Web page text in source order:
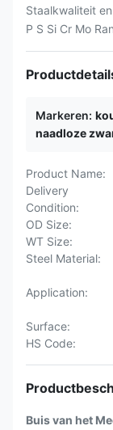
Staalkwaliteit
P S Si Cr Mo
Markeren:
naadloze
Product Name:
Delivery
Condition:
OD Size:
WT Size:
Steel Material:
Application:
Surface:
HS Code:
Buis van het